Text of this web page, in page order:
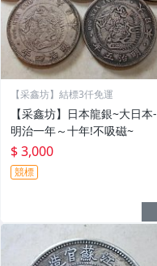
【采鑫坊】結標3仟免運
【采鑫坊】日本龍銀~大日本-
明治一年～十年!不吸磁~
$ 3,000
競標